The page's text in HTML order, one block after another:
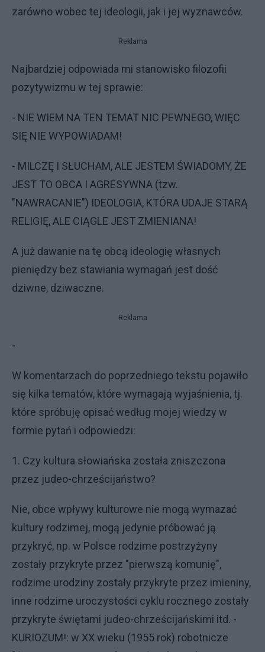
zarówno wobec tej ideologii, jak i jej wyznawców.
Reklama
Najbardziej odpowiada mi stanowisko filozofii
pozytywizmu w tej sprawie:
- NIE WIEM NA TEN TEMAT NIC PEWNEGO, WIĘC
SIĘ NIE WYPOWIADAM!
- MILCZĘ I SŁUCHAM, ALE JESTEM ŚWIADOMY, ŻE
JEST TO OBCA I AGRESYWNA (tzw.
"NAWRACANIE") IDEOLOGIA, KTÓRA UDAJE STARĄ
RELIGIĘ, ALE CIĄGLE JEST ZMIENIANA!
A już dawanie na tę obcą ideologię własnych
pieniędzy bez stawiania wymagań jest dość
dziwne, dziwaczne.
Reklama
-
W komentarzach do poprzedniego tekstu pojawiło
się kilka tematów, które wymagają wyjaśnienia, tj.
które spróbuję opisać według mojej wiedzy w
formie pytań i odpowiedzi:
1. Czy kultura słowiańska została zniszczona
przez judeo-chrześcijaństwo?
Nie, obce wpływy kulturowe nie mogą wymazać
kultury rodzimej, mogą jedynie próbować ją
przykryć, np. w Polsce rodzime postrzyżyny
zostały przykryte przez "pierwszą komunię",
rodzime urodziny zostały przykryte przez imieniny,
inne rodzime uroczystości cyklu rocznego zostały
przykryte świętami judeo-chrześcijańskimi itd. -
KURIOZUM!: w XX wieku (1955 rok) robotnicze